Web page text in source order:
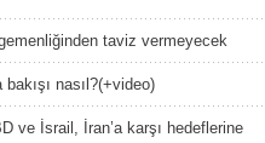
taviz vermeyecek
bakışı nasıl?(+video)
ve İsrail, İran’a karşı hedeflerine